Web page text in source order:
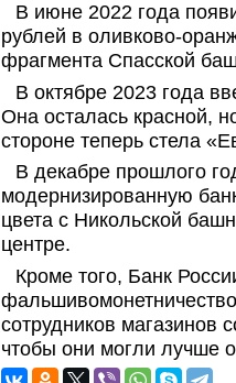
В июне 2022 года
рублей в оливково-
фрагмента Спасской
В октябре 2023 года
Она осталась красной,
стороне теперь стела
В декабре прошлого
модернизированную
цвета с Никольской
центре.
Кроме того, Банк
сотрудников магазинов
чтобы они могли лучше